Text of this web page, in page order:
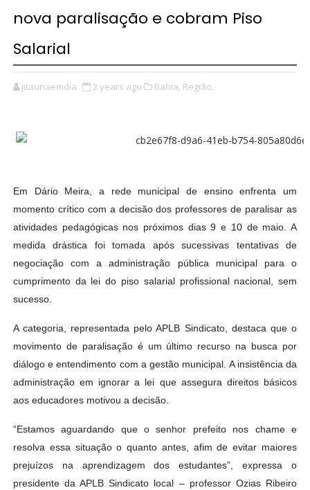
nova paralisação e cobram Piso
Salarial
jitaunaemdia 2 years ago Bahia, Região,
Em Dário Meira, a rede municipal de ensino enfrenta um
momento crítico com a decisão dos professores de paralisar as
atividades pedagógicas nos próximos dias 9 e 10 de maio. A
medida drástica foi tomada após sucessivas tentativas de
negociação com a administração pública municipal para o
cumprimento da lei do piso salarial profissional nacional, sem
sucesso.
A categoria, representada pelo APLB Sindicato, destaca que o
movimento de paralisação é um último recurso na busca por
diálogo e entendimento com a gestão municipal. A insistência da
administração em ignorar a lei que assegura direitos básicos
aos educadores motivou a decisão.
“Estamos aguardando que o senhor prefeito nos chame e
resolva essa situação o quanto antes, afim de evitar maiores
prejuízos na aprendizagem dos estudantes”, expressa o
presidente da APLB Sindicato local – professor Ozias Ribeiro